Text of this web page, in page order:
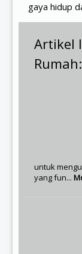
gaya hidup
Artikel
Rumah:
untuk
yang fun...